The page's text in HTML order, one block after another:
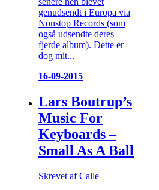
genudsendt i Europa via
Nonstop Records (som
også udsendte deres
fjerde album). Dette er
dog mit...
16-09-2015
Lars Boutrup’s
Music For
Keyboards –
Small As A Ball
Skrevet af Calle